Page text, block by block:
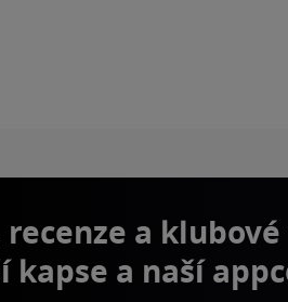
recenze a
kapse a naší